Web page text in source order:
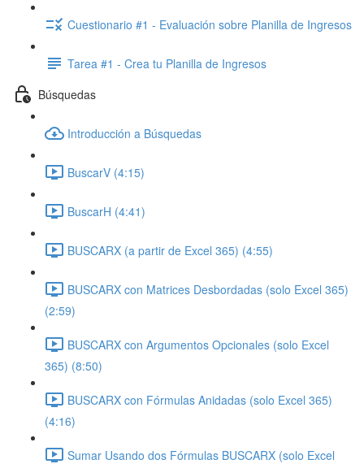
Cuestionario #1 - Evaluación sobre Planilla de Ingresos
Tarea #1 - Crea tu Planilla de Ingresos
Búsquedas
Introducción a Búsquedas
BuscarV (4:15)
BuscarH (4:41)
BUSCARX (a partir de Excel 365) (4:55)
BUSCARX con Matrices Desbordadas (solo Excel 365)
(2:59)
BUSCARX con Argumentos Opcionales (solo Excel
365) (8:50)
BUSCARX con Fórmulas Anidadas (solo Excel 365)
(4:16)
Sumar Usando dos Fórmulas BUSCARX (solo Excel